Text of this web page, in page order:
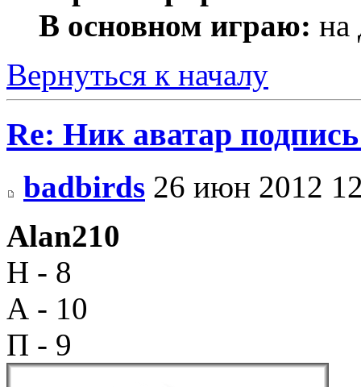
В основном играю: на
Вернуться к началу
Re: Ник аватар
badbirds 26 июн 2012
Alan210
Н - 8
А - 10
П - 9